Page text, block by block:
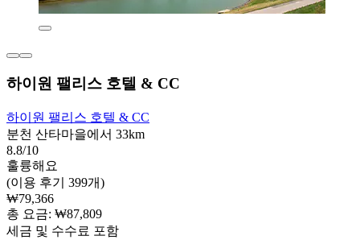
하이원 팰리스 호텔 & CC
하이원 팰리스 호텔 & CC
분천 산타마을에서 33km
8.8/10
훌륭해요
(이용 후기 399개)
₩79,366
총 요금: ₩87,809
세금 및 수수료 포함